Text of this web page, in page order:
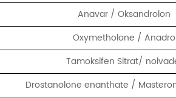
Anavar / Oksandrolon
Oxymetholone /
Tamoksifen Sitrat/
Drostanolone enanthate /